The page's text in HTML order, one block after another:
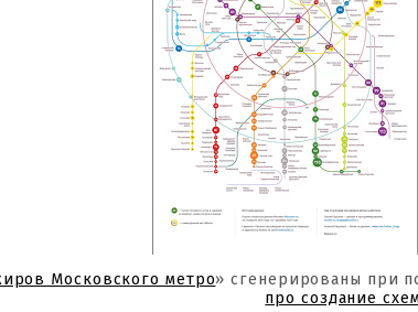
Московского метро» сгенерированы при
про создание